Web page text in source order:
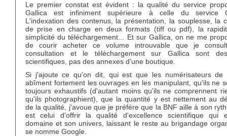
Le premier constat est évident : la qualité du service
Gallica est infiniment supérieure à celle du service
L'indexation des contenus, la présentation, la souplesse, la
de prise en charge en deux formats (tiff ou pdf), la
simplicité du téléchargement... Et sur Gallica, on ne me
de courir acheter ce volume introuvable que je
consultation et le téléchargement sur Gallica sont
scientifiques, pas des annexes d'une boutique.
Si j'ajoute ce qu'on dit, qui est que les numérisateurs de
abîment fortement les ouvrages en les manipulant, qu'ils ne
toujours exhaustifs (d'autant moins qu'ils ne comprennent
qu'ils photographient), que la quantité y est nettement au
de la qualité, j'avoue que je préfère que la BNF aille à son
est celui d'offrir la qualité d'excellence scientifique qui
domaine et son univers, laissant le reste au brigandage
se nomme Google.